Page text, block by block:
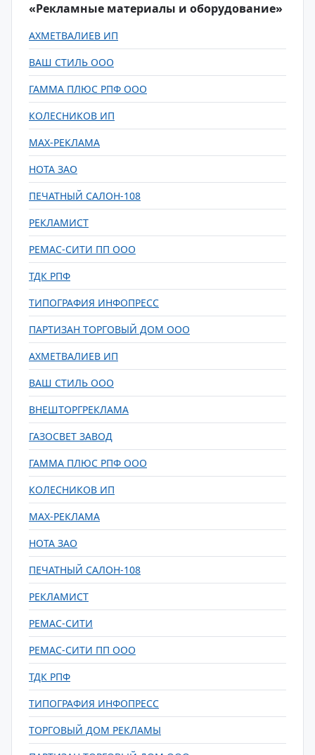
«Рекламные материалы и оборудование»
АХМЕТВАЛИЕВ ИП
ВАШ СТИЛЬ ООО
ГАММА ПЛЮС РПФ ООО
КОЛЕСНИКОВ ИП
МАХ-РЕКЛАМА
НОТА ЗАО
ПЕЧАТНЫЙ САЛОН-108
РЕКЛАМИСТ
РЕМАС-СИТИ ПП ООО
ТДК РПФ
ТИПОГРАФИЯ ИНФОПРЕСС
ПАРТИЗАН ТОРГОВЫЙ ДОМ ООО
АХМЕТВАЛИЕВ ИП
ВАШ СТИЛЬ ООО
ВНЕШТОРГРЕКЛАМА
ГАЗОСВЕТ ЗАВОД
ГАММА ПЛЮС РПФ ООО
КОЛЕСНИКОВ ИП
МАХ-РЕКЛАМА
НОТА ЗАО
ПЕЧАТНЫЙ САЛОН-108
РЕКЛАМИСТ
РЕМАС-СИТИ
РЕМАС-СИТИ ПП ООО
ТДК РПФ
ТИПОГРАФИЯ ИНФОПРЕСС
ТОРГОВЫЙ ДОМ РЕКЛАМЫ